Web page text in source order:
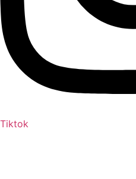
Tiktok